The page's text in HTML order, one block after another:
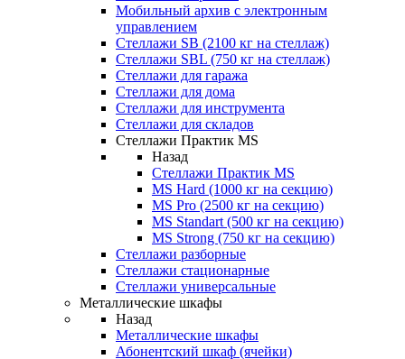
Мобильный архив с электронным
управлением
Стеллажи SB (2100 кг на стеллаж)
Стеллажи SBL (750 кг на стеллаж)
Стеллажи для гаража
Стеллажи для дома
Стеллажи для инструмента
Стеллажи для складов
Стеллажи Практик MS
Назад
Стеллажи Практик MS
MS Hard (1000 кг на секцию)
MS Pro (2500 кг на секцию)
MS Standart (500 кг на секцию)
MS Strong (750 кг на секцию)
Стеллажи разборные
Стеллажи стационарные
Стеллажи универсальные
Металлические шкафы
Назад
Металлические шкафы
Абонентский шкаф (ячейки)